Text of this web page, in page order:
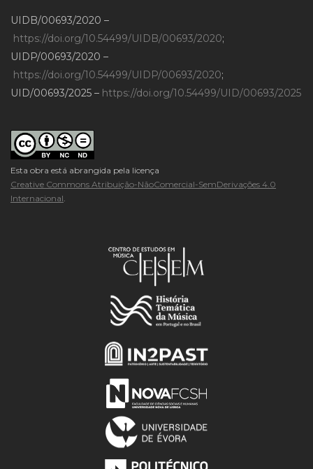
UIDB/00693/2020 –
https://doi.org/10.54499/UIDB/00693/2020;
UIDP/00693/2020 –
https://doi.org/10.54499/UIDP/00693/2020;
UID/00693/2025 – https://doi.org/10.54499/UID/00693/2025
Esta obra está abrangida pela licença
Creative Commons Atribuição-NãoComercial-SemDerivações 4.0
Internacional